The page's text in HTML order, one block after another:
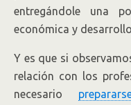
entregándole una
económica y
Y es que si
relación con los
necesario